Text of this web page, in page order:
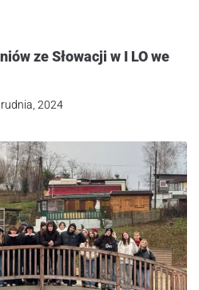
ze Słowacji w I LO we
2024